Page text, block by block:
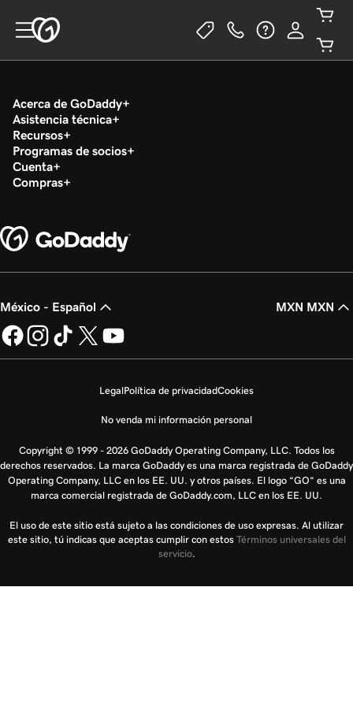
Acerca de GoDaddy
Asistencia técnica
Recursos
Programas de socios
Cuenta
Compras
México - Español MXN MXN
LegalPolítica de privacidadCookies
No venda mi información personal
Copyright © 1999 - 2026 GoDaddy Operating Company, LLC. Todos los
derechos reservados. La marca GoDaddy es una marca registrada de GoDaddy
Operating Company, LLC en los EE. UU. y otros países. El logo “GO” es una
marca comercial registrada de GoDaddy.com, LLC en los EE. UU.
El uso de este sitio está sujeto a las condiciones de uso expresas. Al utilizar
este sitio, tú indicas que aceptas cumplir con estos Términos universales del
servicio.